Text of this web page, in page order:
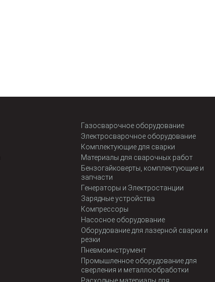
Газосварочное оборудование
Электросварочное оборудование
Комплектующие для сварки
Материалы для сварочных работ
Бензогайковерты, комплектующие и
запчасти
Генераторы и Электростанции
Зарядные устройства
Компрессоры
Насосное оборудование
Оборудование для лазерной сварки и
резки
Пневмоинструмент
Промышленное оборудование для
сверления и металлообработки